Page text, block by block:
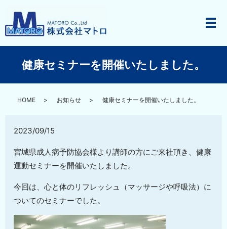
メ
健康セミナーを開催いたしました。
HOME お知らせ 健康セミナーを開催いたしました。
2023/09/15
宮城県成人病予防協会様より講師の方にご来社頂き、健康
運動セミナーを開催いたしました。
今回は、心と体のリフレッシュ（マッサージや呼吸法）に
ついてのセミナーでした。